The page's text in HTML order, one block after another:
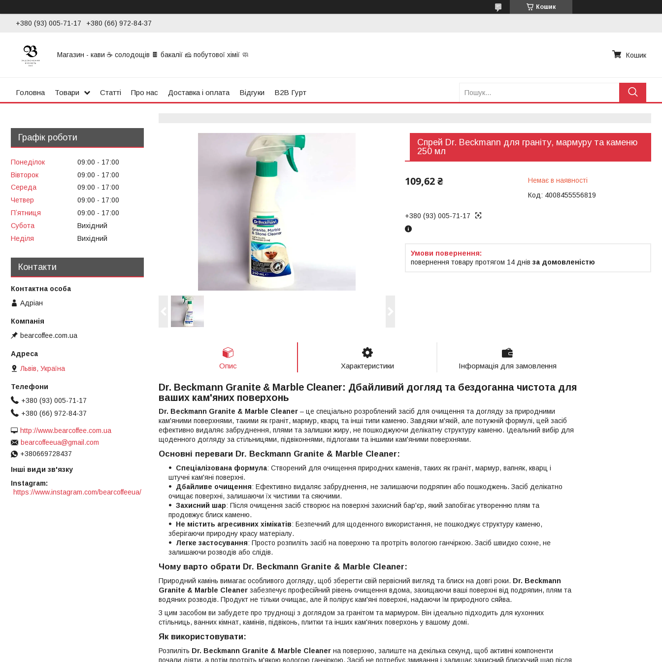
Кошик
+380 (93) 005-71-17 +380 (66) 972-84-37
Магазин - кави ☕ солодощів 🍫 бакалії 🧀 побутової хімії 🧼 Кошик
Головна Товари Статті Про нас Доставка і оплата Відгуки B2B Гурт
Спрей Dr. Beckmann для граніту, мармуру та каменю
250 мл
109,62 ₴
Немає в наявності
Код: 4008455556819
+380 (93) 005-71-17
повернення товару протягом 14 днів за домовленістю
Опис Характеристики Інформація для замовлення
Dr. Beckmann Granite & Marble Cleaner: Дбайливий догляд та бездоганна чистота для
ваших кам'яних поверхонь
Dr. Beckmann Granite & Marble Cleaner – це спеціально розроблений засіб для очищення та догляду за природними
кам'яними поверхнями, такими як граніт, мармур, кварц та інші типи каменю. Завдяки м'якій, але потужній формулі, цей засіб
ефективно видаляє забруднення, плями та залишки жиру, не пошкоджуючи делікатну структуру каменю. Ідеальний вибір для
щоденного догляду за стільницями, підвіконнями, підлогами та іншими кам'яними поверхнями.
Основні переваги Dr. Beckmann Granite & Marble Cleaner:
Спеціалізована формула: Створений для очищення природних каменів, таких як граніт, мармур, вапняк, кварц і
штучні кам'яні поверхні.
Дбайливе очищення: Ефективно видаляє забруднення, не залишаючи подряпин або пошкоджень. Засіб делікатно
очищає поверхні, залишаючи їх чистими та сяючими.
Захисний шар: Після очищення засіб створює на поверхні захисний бар'єр, який запобігає утворенню плям та
продовжує блиск каменю.
Не містить агресивних хімікатів: Безпечний для щоденного використання, не пошкоджує структуру каменю,
зберігаючи природну красу матеріалу.
Легке застосування: Просто розпиліть засіб на поверхню та протріть вологою ганчіркою. Засіб швидко сохне, не
залишаючи розводів або слідів.
Чому варто обрати Dr. Beckmann Granite & Marble Cleaner:
Природний камінь вимагає особливого догляду, щоб зберегти свій первісний вигляд та блиск на довгі роки. Dr. Beckmann
Granite & Marble Cleaner забезпечує професійний рівень очищення вдома, захищаючи ваші поверхні від подряпин, плям та
водяних розводів. Продукт не тільки очищає, але й полірує кам'яні поверхні, надаючи їм природного сяйва.
З цим засобом ви забудете про труднощі з доглядом за гранітом та мармуром. Він ідеально підходить для кухонних
стільниць, ванних кімнат, камінів, підвіконь, плитки та інших кам'яних поверхонь у вашому домі.
Як використовувати:
Розпиліть Dr. Beckmann Granite & Marble Cleaner на поверхню, залиште на декілька секунд, щоб активні компоненти
почали діяти, а потім протріть м'якою вологою ганчіркою. Засіб не потребує змивання і залишає захисний блискучий шар після
Графік роботи
Понеділок 09:00
17:00
Вівторок
09:00
17:00
Середа
09:00
17:00
Четвер
09:00
17:00
Пʼятниця
09:00
17:00
Субота
Вихідний
Неділя
Вихідний
Контакти
Адріан
bearcoffee.com.ua
Львів, Україна
+380 (93) 005-71-17
+380 (66) 972-84-37
http://www.bearcoffee.com.ua
bearcoffeeua@gmail.com
+380669728437
Інші види зв'язку
Instagram
https://www.instagram.com/bearcoffeeua/